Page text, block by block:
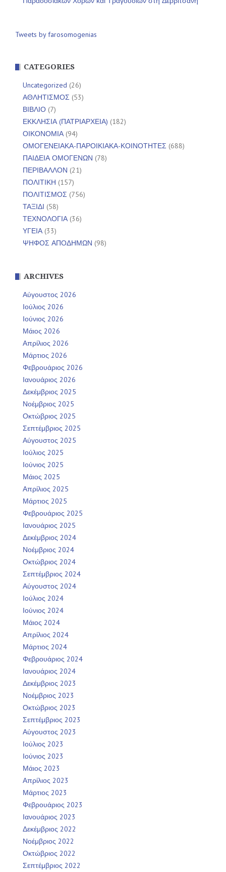
Tweets by farosomogenias
CATEGORIES
Uncategorized (26)
ΑΘΛΗΤΙΣΜΟΣ (53)
ΒΙΒΛΙΟ (7)
ΕΚΚΛΗΣΙΑ (ΠΑΤΡΙΑΡΧΕΙΑ) (182)
ΟΙΚΟΝΟΜΙΑ(94)
ΟΜΟΓΕΝΕΙΑΚΑ-ΠΑΡΟΙΚΙΑΚΑ-ΚΟΙΝΟΤΗΤΕΣ (688)
ΠΑΙΔΕΙΑ ΟΜΟΓΕΝΩΝ (78)
ΠΕΡΙΒΑΛΛΟΝ (21)
ΠΟΛΙΤΙΚΗ (157)
ΠΟΛΙΤΙΣΜΟΣ (756)
ΤΑΞΙΔΙ (58)
ΤΕΧΝΟΛΟΓΙΑ(36)
ΥΓΕΙΑ(33)
ΨΗΦΟΣ ΑΠΟΔΗΜΩΝ (98)
ARCHIVES
Αύγουστος 2026
Ιούλιος 2026
Ιούνιος 2026
Μάιος 2026
Απρίλιος 2026
Μάρτιος 2026
Φεβρουάριος 2026
Ιανουάριος 2026
Δεκέμβριος 2025
Νοέμβριος 2025
Οκτώβριος 2025
Σεπτέμβριος 2025
Αύγουστος 2025
Ιούλιος 2025
Ιούνιος 2025
Μάιος 2025
Απρίλιος 2025
Μάρτιος 2025
Φεβρουάριος 2025
Ιανουάριος 2025
Δεκέμβριος 2024
Νοέμβριος 2024
Οκτώβριος 2024
Σεπτέμβριος 2024
Αύγουστος 2024
Ιούλιος 2024
Ιούνιος 2024
Μάιος 2024
Απρίλιος 2024
Μάρτιος 2024
Φεβρουάριος 2024
Ιανουάριος 2024
Δεκέμβριος 2023
Νοέμβριος 2023
Οκτώβριος 2023
Σεπτέμβριος 2023
Αύγουστος 2023
Ιούλιος 2023
Ιούνιος 2023
Μάιος 2023
Απρίλιος 2023
Μάρτιος 2023
Φεβρουάριος 2023
Ιανουάριος 2023
Δεκέμβριος 2022
Νοέμβριος 2022
Οκτώβριος 2022
Σεπτέμβριος 2022